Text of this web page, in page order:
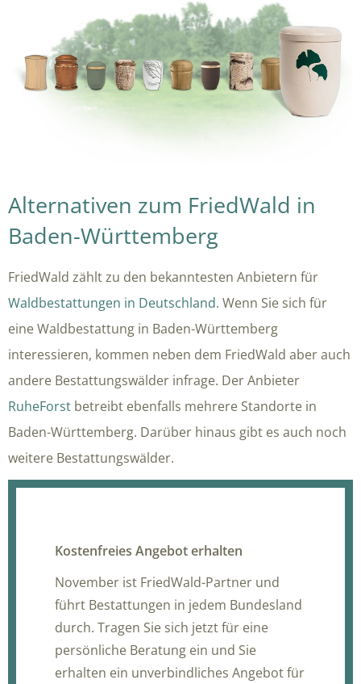
Alternativen zum FriedWald in
Baden-Württemberg
FriedWald zählt zu den bekanntesten Anbietern für
Waldbestattungen in Deutschland. Wenn Sie sich für
eine Waldbestattung in Baden-Württemberg
interessieren, kommen neben dem FriedWald aber auch
andere Bestattungswälder infrage. Der Anbieter
RuheForst betreibt ebenfalls mehrere Standorte in
Baden-Württemberg. Darüber hinaus gibt es auch noch
weitere Bestattungswälder.
Kostenfreies Angebot erhalten
November ist FriedWald-Partner und
führt Bestattungen in jedem Bundesland
durch. Tragen Sie sich jetzt für eine
persönliche Beratung ein und Sie
erhalten ein unverbindliches Angebot für